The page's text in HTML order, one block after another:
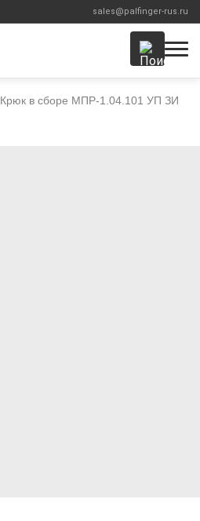
sales@palfinger-rus.ru
Крюк в сборе МПР-1.04.101 УП ЗИ